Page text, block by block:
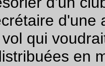
qui
en